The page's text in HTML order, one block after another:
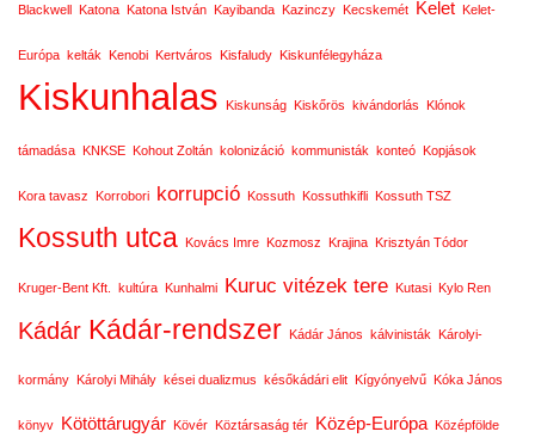
Blackwell Katona Katona István Kayibanda Kazinczy Kecskemét Kelet Kelet-
Európa kelták Kenobi Kertváros Kisfaludy Kiskunfélegyháza
Kiskunhalas Kiskunság Kiskőrös kivándorlás Klónok
támadása KNKSE Kohout Zoltán kolonizáció kommunisták konteó Kopjások
Kora tavasz Korrobori korrupció Kossuth Kossuthkifli Kossuth TSZ
Kossuth utca Kovács Imre Kozmosz Krajina Krisztyán Tódor
Kruger-Bent Kft. kultúra Kunhalmi Kuruc vitézek tere Kutasi Kylo Ren
Kádár Kádár-rendszer Kádár János kálvinisták Károlyi-
kormány Károlyi Mihály kései dualizmus későkádári elit Kígyónyelvű Kóka János
könyv Kötöttárugyár Kövér Köztársaság tér Közép-Európa Középfölde